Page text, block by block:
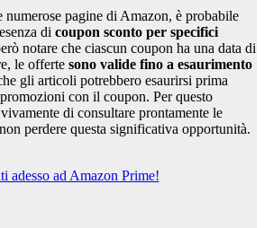
numerose pagine di Amazon, è probabile
di coupon sconto per specifici
notare che ciascun coupon ha una data di
le offerte sono valide fino a esaurimento
gli articoli potrebbero esaurirsi prima
con il coupon. Per questo
di consultare prontamente le
perdere questa significativa opportunità.
adesso ad Amazon Prime!